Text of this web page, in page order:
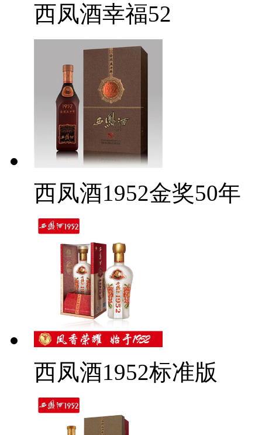
西凤酒幸福52
西凤酒1952金奖50年
西凤酒1952标准版